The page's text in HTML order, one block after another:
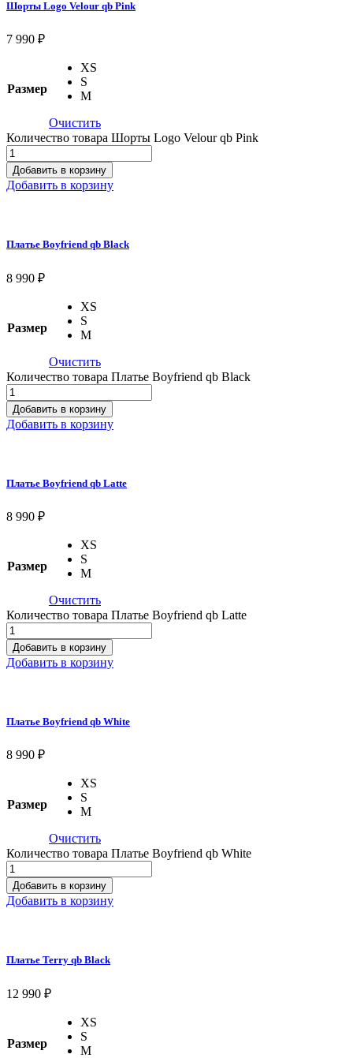
Шорты Logo Velour qb Pink
7 990 ₽
Размер
XS
S
M
Очистить
Количество товара Шорты Logo Velour qb Pink
Добавить в корзину
Добавить в корзину
Платье Boyfriend qb Black
8 990 ₽
Размер
XS
S
M
Очистить
Количество товара Платье Boyfriend qb Black
Добавить в корзину
Добавить в корзину
Платье Boyfriend qb Latte
8 990 ₽
Размер
XS
S
M
Очистить
Количество товара Платье Boyfriend qb Latte
Добавить в корзину
Добавить в корзину
Платье Boyfriend qb White
8 990 ₽
Размер
XS
S
M
Очистить
Количество товара Платье Boyfriend qb White
Добавить в корзину
Добавить в корзину
Платье Terry qb Black
12 990 ₽
Размер
XS
S
M